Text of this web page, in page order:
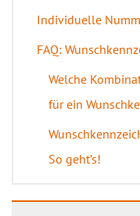
Individuelle
FAQ:
Welche
für ein
So geht’s!